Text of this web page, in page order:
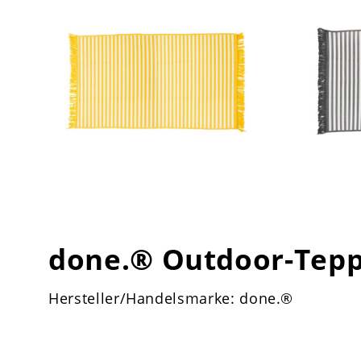
done.® Outdoor-
Hersteller/Handelsmarke: done.®